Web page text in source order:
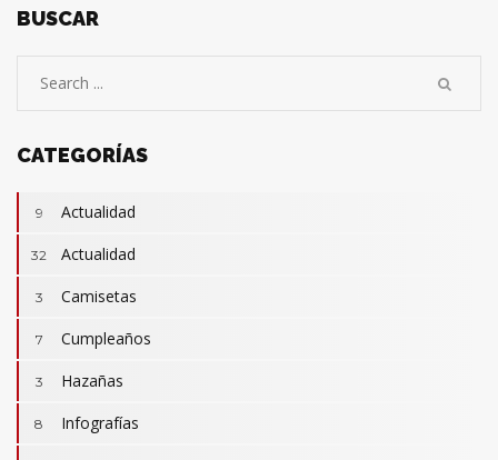
BUSCAR
CATEGORÍAS
9 Actualidad
32 Actualidad
3 Camisetas
7 Cumpleaños
3 Hazañas
8 Infografías